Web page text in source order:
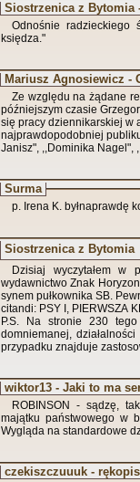
Siostrzenica z Bytomia
Odnośnie radzieckiego
księdza."
Mariusz Agnosiewicz -
Ze względu na żądane
późniejszym czasie
się pracy dziennikarskiej w
najprawdopodobniej
Janisz", ,,Dominika Nagel",
Surma
p. Irena K. byłnaprawdę
Siostrzenica z Bytomia
Dzisiaj wyczytałem w
wydawnictwo Znak
synem pułkownika SB. Pewnie to taka sama prawda jak to, że ,,Franz
citandi: PSY I, PIERWSZA
P.S. Na stronie 230
domniemanej,
przypadku znajduje
wiktor13 - Jaki to ma
ROBINSON - sądzę,
majątku państwowego w
Wygląda na standardowe
czekiszczuuuk -